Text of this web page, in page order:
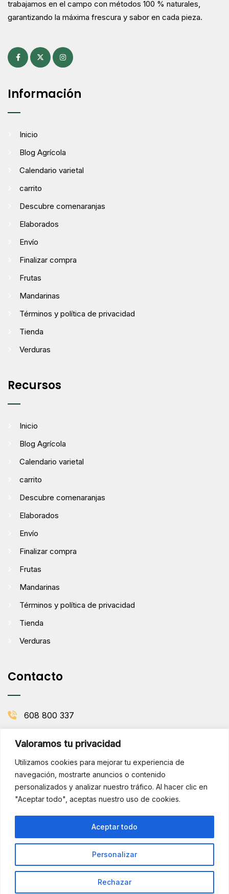
Valoramos tu privacidad
Utilizamos cookies para mejorar tu experiencia de
navegación, mostrarte anuncios o contenido
personalizados y analizar nuestro tráfico. Al hacer clic en
"Aceptar todo", aceptas nuestro uso de cookies.
Personalizar
Rechazar
Aceptar todo
¡Hola!
por WhatsApp
trabajamos en el campo con métodos 100 % naturales,
garantizando la máxima frescura y sabor en cada pieza.
Información
Inicio
Blog Agrícola
Calendario varietal
carrito
Descubre comenaranjas
Elaborados
Envío
Finalizar compra
Frutas
Mandarinas
Términos y política de privacidad
Tienda
Verduras
Recursos
Inicio
Blog Agrícola
Calendario varietal
carrito
Descubre comenaranjas
Elaborados
Envío
Finalizar compra
Frutas
Mandarinas
Términos y política de privacidad
Tienda
Verduras
Contacto
608 800 337
Picanya, Valencia
BOLETÍN DE LA HUERTA
Copyright © 2025 Comenaranjas. Todos los derechos
reservados.